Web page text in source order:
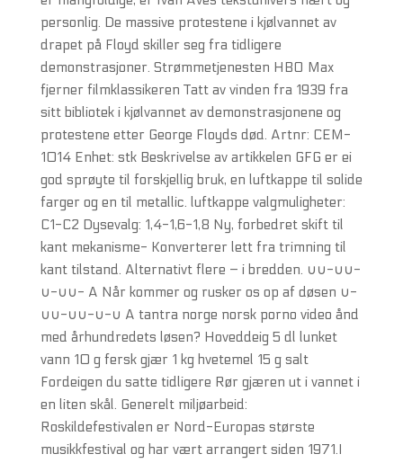
personlig. De massive protestene i kjølvannet av
drapet på Floyd skiller seg fra tidligere
demonstrasjoner. Strømmetjenesten HBO Max
fjerner filmklassikeren Tatt av vinden fra 1939 fra
sitt bibliotek i kjølvannet av demonstrasjonene og
protestene etter George Floyds død. Artnr: CEM-
1014 Enhet: stk Beskrivelse av artikkelen GFG er ei
god sprøyte til forskjellig bruk, en luftkappe til solide
farger og en til metallic. luftkappe valgmuligheter:
C1-C2 Dysevalg: 1,4-1,6-1,8 Ny, forbedret skift til
kant mekanisme- Konverterer lett fra trimning til
kant tilstand. Alternativt flere – i bredden. ∪∪-∪∪-
∪-∪∪- A Når kommer og rusker os op af døsen ∪-
∪∪-∪∪-∪-∪ A tantra norge norsk porno video ånd
med århundredets løsen? Hoveddeig 5 dl lunket
vann 10 g fersk gjær 1 kg hvetemel 15 g salt
Fordeigen du satte tidligere Rør gjæren ut i vannet i
en liten skål. Generelt miljøarbeid:
Roskildefestivalen er Nord-Europas største
musikkfestival og har vært arrangert siden 1971.I